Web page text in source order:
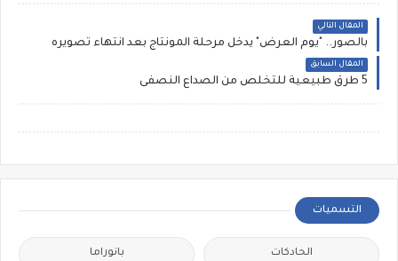
المقال التالي
بالصور.. "يوم العرض" يدخل مرحلة المونتاج بعد انتهاء تصويره
المقال السابق
5 طرق طبيعية للتخلص من الصداع النصفى
التسميات
الحادكات بانوراما